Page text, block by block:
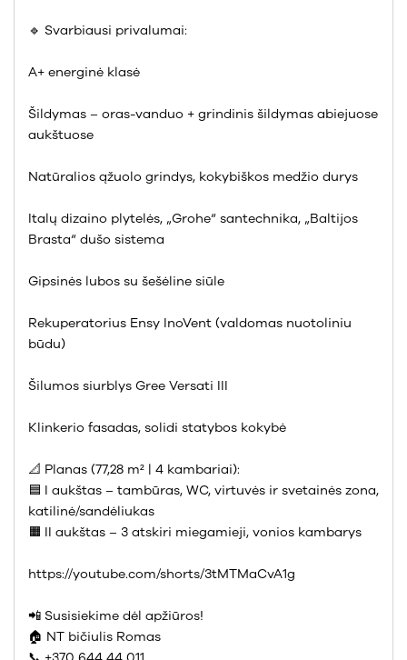
🔹 Svarbiausi privalumai:
A+ energinė klasė
Šildymas – oras-vanduo + grindinis šildymas abiejuose
aukštuose
Natūralios ąžuolo grindys, kokybiškos medžio durys
Italų dizaino plytelės, „Grohe“ santechnika, „Baltijos
Brasta“ dušo sistema
Gipsinės lubos su šešėline siūle
Rekuperatorius Ensy InoVent (valdomas nuotoliniu
būdu)
Šilumos siurblys Gree Versati III
Klinkerio fasadas, solidi statybos kokybė
📐 Planas (77,28 m² | 4 kambariai):
🟦 I aukštas – tambūras, WC, virtuvės ir svetainės zona,
katilinė/sandėliukas
🟧 II aukštas – 3 atskiri miegamieji, vonios kambarys
https://youtube.com/shorts/3tMTMaCvA1g
📲 Susisiekime dėl apžiūros!
🏠 NT bičiulis Romas